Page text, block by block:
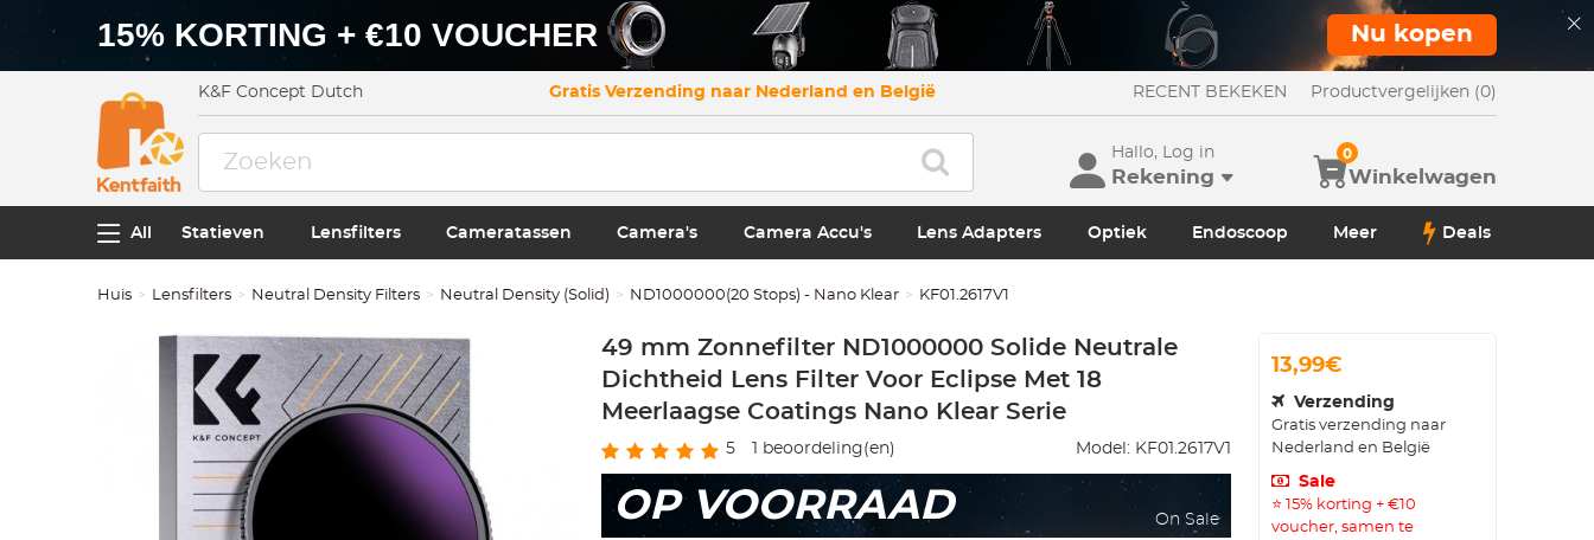
15% KORTING + €10 VOUCHER Nu kopen
K&F Concept Dutch Gratis Verzending naar Nederland en België RECENT BEKEKEN Productvergelijken (0)
Hallo, Log in
Rekening Winkelwagen
0
All Statieven Lensfilters Cameratassen Camera's Camera Accu's Lens Adapters Optiek Endoscoop Meer Deals
Huis Lensfilters Neutral Density Filters Neutral Density (Solid) ND1000000(20 Stops) - Nano Klear KF01.2617V1
49 mm Zonnefilter ND1000000 Solide Neutrale
Dichtheid Lens Filter Voor Eclipse Met 18
Meerlaagse Coatings Nano Klear Serie
5 beoordeling(en) Model: KF01.2617V1
OP VOORRAAD On Sale
13,99€
Verzending
Gratis verzending naar
Nederland en België
Sale
⭐ 15% korting + €10
voucher, samen te